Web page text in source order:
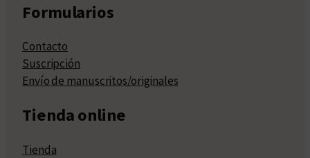
Formularios
Contacto
Suscripción
Envío de manuscritos/originales
Tienda online
Tienda